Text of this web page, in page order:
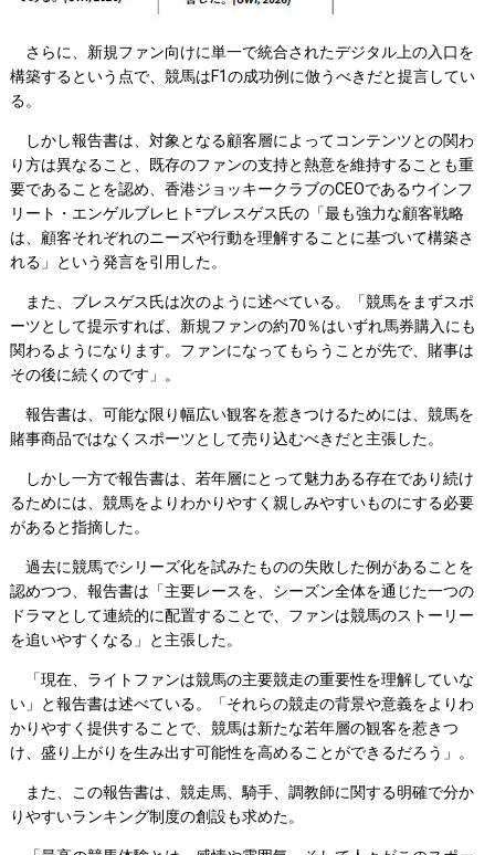
さらに、新規ファン向けに単一で統合されたデジタル上の入口を
構築するという点で、競馬はF1の成功例に倣うべきだと提言してい
る。
しかし報告書は、対象となる顧客層によってコンテンツとの関わ
り方は異なること、既存のファンの支持と熱意を維持することも重
要であることを認め、香港ジョッキークラブのCEOであるウインフ
リート・エンゲルブレヒト⁼ブレスゲス氏の「最も強力な顧客戦略
は、顧客それぞれのニーズや行動を理解することに基づいて構築さ
れる」という発言を引用した。
また、ブレスゲス氏は次のように述べている。「競馬をまずスポ
ーツとして提示すれば、新規ファンの約70％はいずれ馬券購入にも
関わるようになります。ファンになってもらうことが先で、賭事は
その後に続くのです」。
報告書は、可能な限り幅広い観客を惹きつけるためには、競馬を
賭事商品ではなくスポーツとして売り込むべきだと主張した。
しかし一方で報告書は、若年層にとって魅力ある存在であり続け
るためには、競馬をよりわかりやすく親しみやすいものにする必要
があると指摘した。
過去に競馬でシリーズ化を試みたものの失敗した例があることを
認めつつ、報告書は「主要レースを、シーズン全体を通じた一つの
ドラマとして連続的に配置することで、ファンは競馬のストーリー
を追いやすくなる」と主張した。
「現在、ライトファンは競馬の主要競走の重要性を理解していな
い」と報告書は述べている。「それらの競走の背景や意義をよりわ
かりやすく提供することで、競馬は新たな若年層の観客を惹きつ
け、盛り上がりを生み出す可能性を高めることができるだろう」。
また、この報告書は、競走馬、騎手、調教師に関する明確で分か
りやすいランキング制度の創設も求めた。